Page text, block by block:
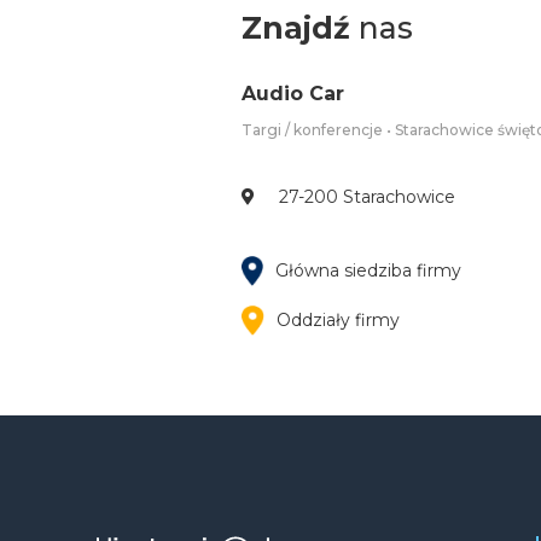
Znajdź nas
Audio Car
Targi / konferencje • Starachowice
27-200 Starachowice
Główna siedziba firmy
Oddziały firmy